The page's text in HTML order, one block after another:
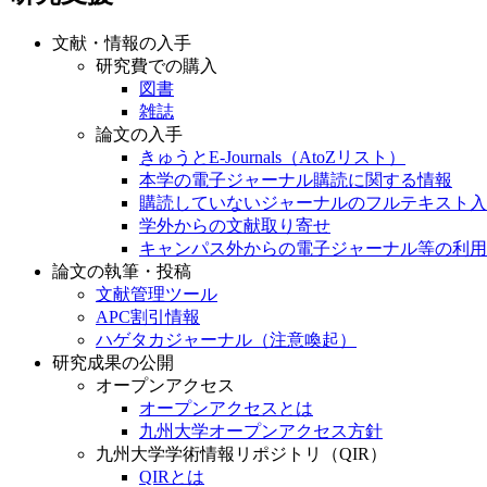
文献・情報の入手
研究費での購入
図書
雑誌
論文の入手
きゅうとE-Journals（AtoZリスト）
本学の電子ジャーナル購読に関する情報
購読していないジャーナルのフルテキスト
学外からの文献取り寄せ
キャンパス外からの電子ジャーナル等の利用
論文の執筆・投稿
文献管理ツール
APC割引情報
ハゲタカジャーナル（注意喚起）
研究成果の公開
オープンアクセス
オープンアクセスとは
九州大学オープンアクセス方針
九州大学学術情報リポジトリ（QIR）
QIRとは